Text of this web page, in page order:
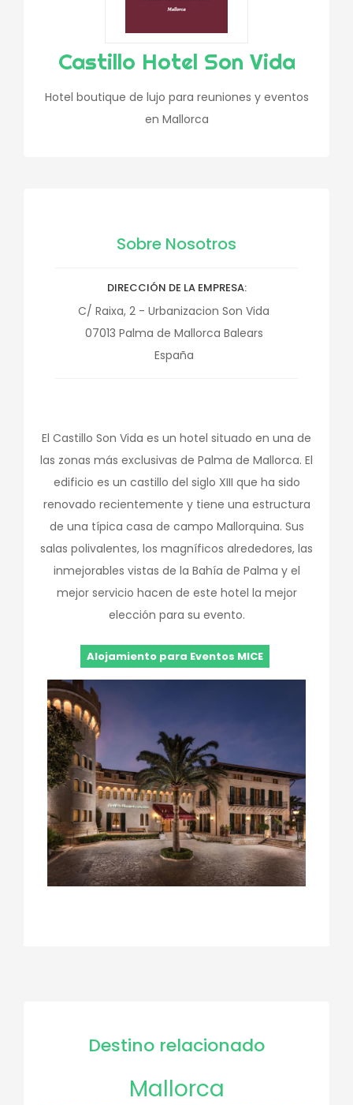
Castillo Hotel Son Vida
Hotel boutique de lujo para reuniones y eventos
en Mallorca
Sobre Nosotros
DIRECCIÓN DE LA EMPRESA
C/ Raixa, 2 - Urbanizacion Son Vida
07013 Palma de Mallorca Balears
España
El Castillo Son Vida es un hotel situado en una de
las zonas más exclusivas de Palma de Mallorca. El
edificio es un castillo del siglo XIII que ha sido
renovado recientemente y tiene una estructura
de una típica casa de campo Mallorquina. Sus
salas polivalentes, los magníficos alrededores, las
inmejorables vistas de la Bahía de Palma y el
mejor servicio hacen de este hotel la mejor
elección para su evento.
Alojamiento para Eventos MICE
Destino relacionado
Mallorca